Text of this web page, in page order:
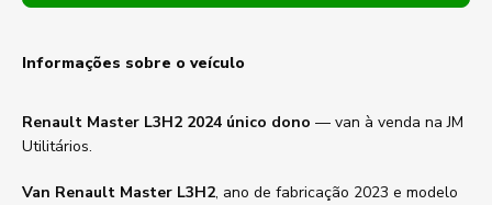
Informações sobre o veículo
Renault Master L3H2 2024 único dono — van à venda na JM
Utilitários.
Van Renault Master L3H2, ano de fabricação 2023 e modelo